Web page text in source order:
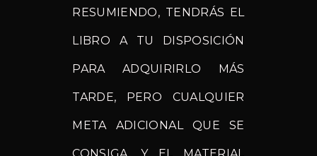
RESUMIENDO, TENDRÁS EL
LIBRO A TU DISPOSICIÓN
PARA ADQUIRIRLO MÁS
TARDE, PERO CUALQUIER
META ADICIONAL QUE SE